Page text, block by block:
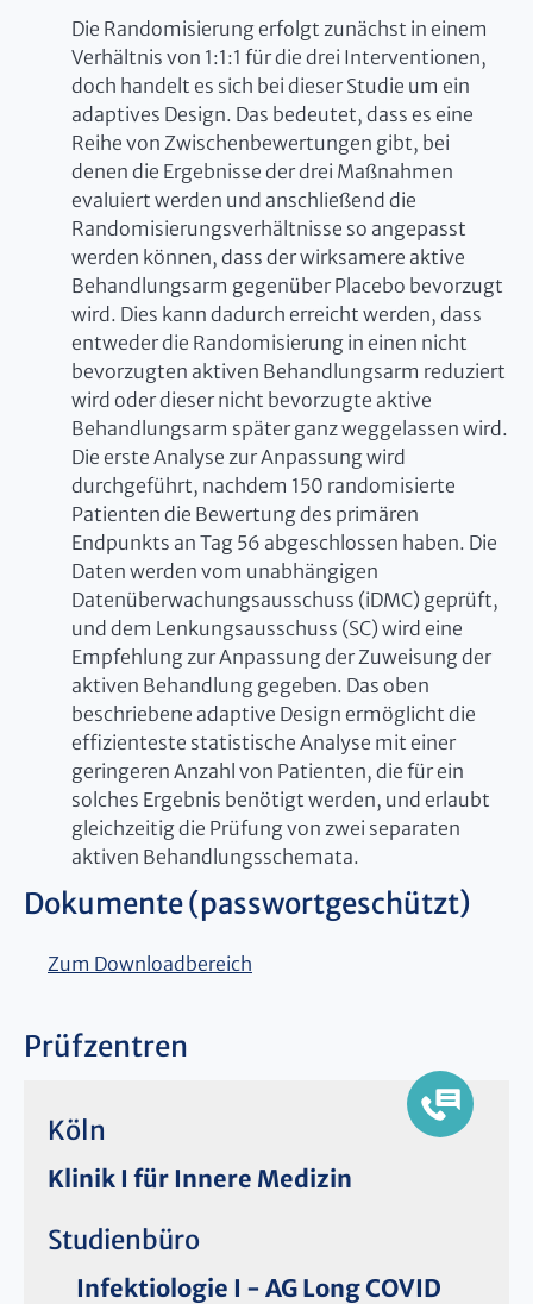
Die Randomisierung erfolgt zunächst in einem
Verhältnis von 1:1:1 für die drei Interventionen,
doch handelt es sich bei dieser Studie um ein
adaptives Design. Das bedeutet, dass es eine
Reihe von Zwischenbewertungen gibt, bei
denen die Ergebnisse der drei Maßnahmen
evaluiert werden und anschließend die
Randomisierungsverhältnisse so angepasst
werden können, dass der wirksamere aktive
Behandlungsarm gegenüber Placebo bevorzugt
wird. Dies kann dadurch erreicht werden, dass
entweder die Randomisierung in einen nicht
bevorzugten aktiven Behandlungsarm reduziert
wird oder dieser nicht bevorzugte aktive
Behandlungsarm später ganz weggelassen wird.
Die erste Analyse zur Anpassung wird
durchgeführt, nachdem 150 randomisierte
Patienten die Bewertung des primären
Endpunkts an Tag 56 abgeschlossen haben. Die
Daten werden vom unabhängigen
Datenüberwachungsausschuss (iDMC) geprüft,
und dem Lenkungsausschuss (SC) wird eine
Empfehlung zur Anpassung der Zuweisung der
aktiven Behandlung gegeben. Das oben
beschriebene adaptive Design ermöglicht die
effizienteste statistische Analyse mit einer
geringeren Anzahl von Patienten, die für ein
solches Ergebnis benötigt werden, und erlaubt
gleichzeitig die Prüfung von zwei separaten
aktiven Behandlungsschemata.
Dokumente (passwortgeschützt)
Zum Downloadbereich
Prüfzentren
Köln
Klinik I für Innere Medizin
Studienbüro
Infektiologie I - AG Long COVID